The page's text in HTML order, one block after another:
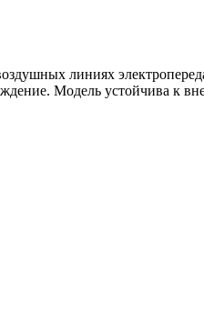
линиях
Модель устойчива к